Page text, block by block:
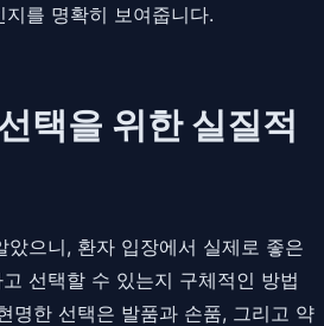
지를 명확히 보여줍니다.
택을 위한 실질적
았으니, 환자 입장에서 실제로 좋은
선택할 수 있는지 구체적인 방법
명한 선택은 발품과 손품, 그리고 약